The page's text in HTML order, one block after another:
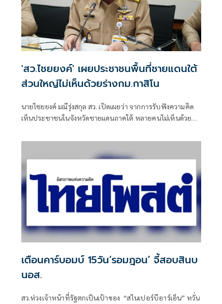
'สว.ไชยยงค์' เผยประชาชนพื้นที่ชายแดนใต้
ส่วนใหญ่ไม่เห็นด้วยร่างกม.กาสิโน
นายไชยยงค์ มณีรุ่งสกุล สว. เปิดเผยว่า จากการรับฟังความคิด
เห็นประชาชนในจังหวัดชายแดนภาคใต้ หลายคนไม่เห็นด้วยกับ
เตือนคาร์บอมบ์ 15วัน‘รอมฎอน’ จี้สอบสินบ
นอส.
สว.ห่วงเจ้าหน้าที่รัฐตกเป็นเป้าของ “สไนเปอร์บีอาร์เอ็น” หวั่น